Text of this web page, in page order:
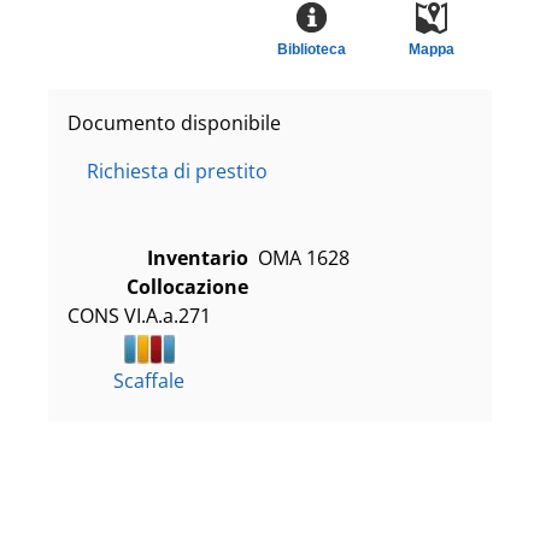
Mappa
Biblioteca
Documento disponibile
Richiesta di prestito
Inventario OMA 1628
Collocazione
CONS VI.A.a.271
Scaffale